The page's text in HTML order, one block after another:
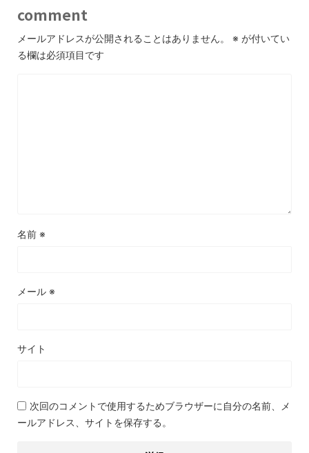
comment
メールアドレスが公開されることはありません。 ※ が付いてい
る欄は必須項目です
名前 ※
メール ※
サイト
次回のコメントで使用するためブラウザーに自分の名前、メ
ールアドレス、サイトを保存する。